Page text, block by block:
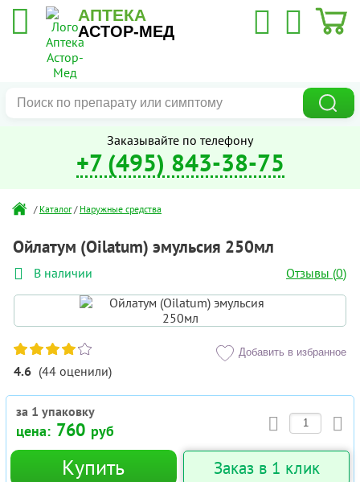
АПТЕКА
АСТОР-МЕД
Заказывайте по телефону
+7 (495) 843-38-75
/ Каталог / Наружные средства
Ойлатум (Oilatum) эмульсия 250мл
В наличии Отзывы (0)
4.6 (44 оценили)
Добавить в избранное
за 1 упаковку
цена: 760 руб
Купить Заказ в 1 клик